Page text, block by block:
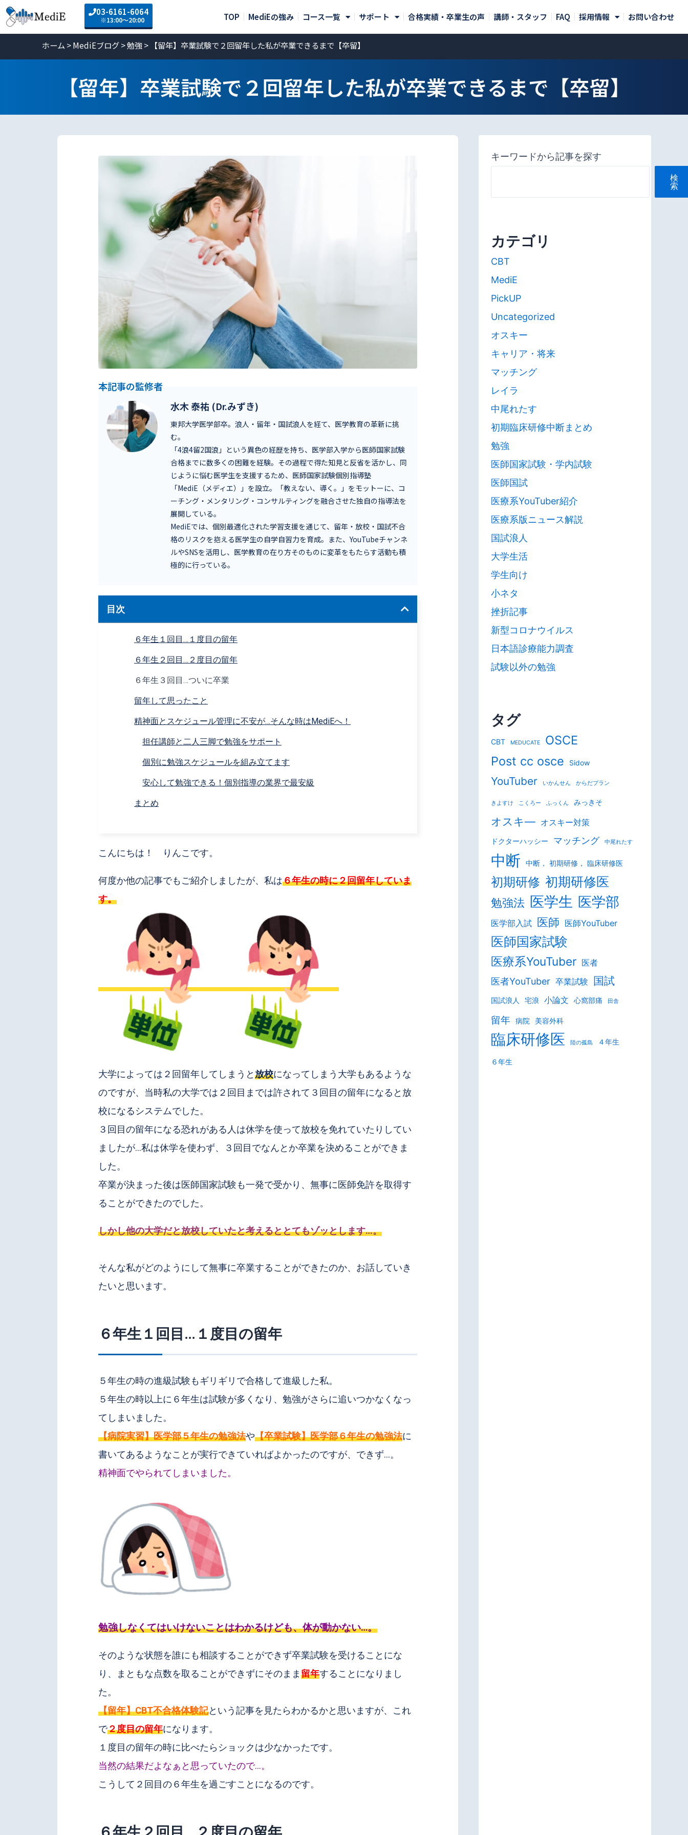
03-6161-6064
※13:00〜20:00 TOP MediEの強み コース一覧 サポート 合格実績・卒業生の声 講師・スタッフ FAQ 採用情報 お問い合わせ
ホーム >MediEブログ>勉強> 【留年】卒業試験で２回留年した私が卒業できるまで【卒留】
【留年】卒業試験で２回留年した私が卒業できるまで【卒留】
本記事の監修者
水木 泰祐 (Dr.みずき)
東邦大学医学部卒。浪人・留年・国試浪人を経て、医学教育の革新に挑
む。
「4浪4留2国浪」という異色の経歴を持ち、医学部入学から医師国家試験
合格までに数多くの困難を経験。その過程で得た知見と反省を活かし、同
じように悩む医学生を支援するため、医師国家試験個別指導塾
「MediE（メディエ）」を設立。「教えない、導く。」をモットーに、コ
ーチング・メンタリング・コンサルティングを融合させた独自の指導法を
展開している。
MediEでは、個別最適化された学習支援を通じて、留年・放校・国試不合
格のリスクを抱える医学生の自学自習力を育成。また、YouTubeチャンネ
ルやSNSを活用し、医学教育の在り方そのものに変革をもたらす活動も積
極的に行っている。
目次
６年生１回目…１度目の留年
６年生２回目…２度目の留年
６年生３回目…ついに卒業
留年して思ったこと
精神面とスケジュール管理に不安が…そんな時はMediEへ！
担任講師と二人三脚で勉強をサポート
個別に勉強スケジュールを組み立てます
安心して勉強できる！個別指導の業界で最安級
まとめ
こんにちは！ りんこです。
何度か他の記事でもご紹介しましたが、私は６年生の時に２回留年していま
す。
大学によっては２回留年してしまうと放校になってしまう大学もあるような
のですが、当時私の大学では２回目までは許されて３回目の留年になると放
校になるシステムでした。
３回目の留年になる恐れがある人は休学を使って放校を免れていたりしてい
ましたが…私は休学を使わず、３回目でなんとか卒業を決めることができま
した。
卒業が決まった後は医師国家試験も一発で受かり、無事に医師免許を取得す
ることができたのでした。
しかし他の大学だと放校していたと考えるととてもゾッとします…。
そんな私がどのようにして無事に卒業することができたのか、お話していき
たいと思います。
６年生１回目…１度目の留年
５年生の時の進級試験もギリギリで合格して進級した私。
５年生の時以上に６年生は試験が多くなり、勉強がさらに追いつかなくなっ
てしまいました。
【病院実習】医学部５年生の勉強法や【卒業試験】医学部６年生の勉強法に
書いてあるようなことが実行できていればよかったのですが、できず…。
精神面でやられてしまいました。
勉強しなくてはいけないことはわかるけども、体が動かない…。
そのような状態を誰にも相談することができず卒業試験を受けることにな
り、まともな点数を取ることができずにそのまま留年することになりまし
た。
【留年】CBT不合格体験記という記事を見たらわかるかと思いますが、これ
で２度目の留年になります。
１度目の留年の時に比べたらショックは少なかったです。
当然の結果だよなぁと思っていたので…。
こうして２回目の６年生を過ごすことになるのです。
キーワードから記事を探す
検
索
カテゴリ
CBT
MediE
PickUP
Uncategorized
オスキー
キャリア・将来
マッチング
レイラ
中尾れたす
初期臨床研修中断まとめ
勉強
医師国家試験・学内試験
医師国試
医療系YouTuber紹介
医療系版ニュース解説
国試浪人
大学生活
学生向け
小ネタ
挫折記事
新型コロナウイルス
日本語診療能力調査
試験以外の勉強
タグ
CBT MEDUCATE
OSCE
Post cc osce
Sidow
YouTuber いかんせん からだプラン
きよすけ こくろー ふっくん みっきそ
オスキ― オスキー対策
ドクターハッシー マッチング 中尾れたす
中断 中断， 初期研修， 臨床研修医
初期研修 初期研修医
勉強法 医学生 医学部
医学部入試 医師 医師YouTuber
医師国家試験
医療系YouTuber 医者
医者YouTuber 卒業試験 国試
国試浪人 宅浪 小論文 心窩部痛 田舎
留年 病院 美容外科
臨床研修医 陸の孤島 ４年生
６年生